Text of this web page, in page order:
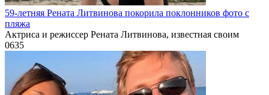
59-летняя Рената Литвинова покорила поклонников фото с
пляжа
Актриса и режиссер Рената Литвинова, известная своим
0635